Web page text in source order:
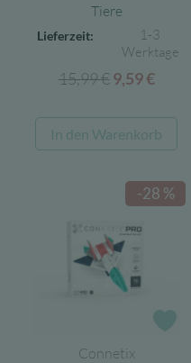
Tiere
Lieferzeit:
1-3
Werktage
15,99€
war:
15,99 €
9,59€
ist:
9,59 €.
In den Warenkorb
-28 %
Connetix